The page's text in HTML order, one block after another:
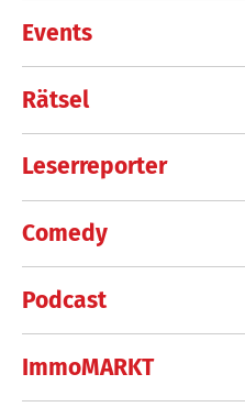
Events
Rätsel
Leserreporter
Comedy
Podcast
ImmoMARKT